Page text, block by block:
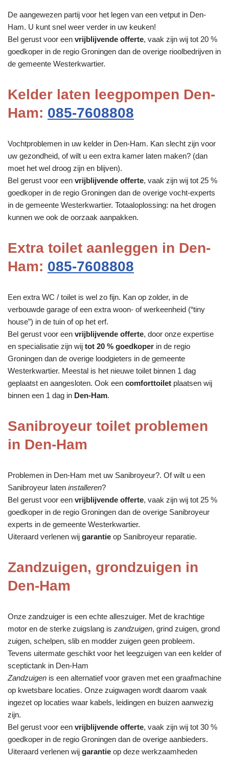
De aangewezen partij voor het legen van een vetput in Den-
Ham. U kunt snel weer verder in uw keuken!
Bel gerust voor een vrijblijvende offerte, vaak zijn wij tot 20 %
goedkoper in de regio Groningen dan de overige rioolbedrijven in
de gemeente Westerkwartier.
Kelder laten leegpompen Den-
Ham: 085-7608808
Vochtproblemen in uw kelder in Den-Ham. Kan slecht zijn voor
uw gezondheid, of wilt u een extra kamer laten maken? (dan
moet het wel droog zijn en blijven).
Bel gerust voor een vrijblijvende offerte, vaak zijn wij tot 25 %
goedkoper in de regio Groningen dan de overige vocht-experts
in de gemeente Westerkwartier. Totaaloplossing: na het drogen
kunnen we ook de oorzaak aanpakken.
Extra toilet aanleggen in Den-
Ham: 085-7608808
Een extra WC / toilet is wel zo fijn. Kan op zolder, in de
verbouwde garage of een extra woon- of werkeenheid (“tiny
house”) in de tuin of op het erf.
Bel gerust voor een vrijblijvende offerte, door onze expertise
en specialisatie zijn wij tot 20 % goedkoper in de regio
Groningen dan de overige loodgieters in de gemeente
Westerkwartier. Meestal is het nieuwe toilet binnen 1 dag
geplaatst en aangesloten. Ook een comforttoilet plaatsen wij
binnen een 1 dag in Den-Ham.
Sanibroyeur toilet problemen
in Den-Ham
Problemen in Den-Ham met uw Sanibroyeur?. Of wilt u een
Sanibroyeur laten installeren?
Bel gerust voor een vrijblijvende offerte, vaak zijn wij tot 25 %
goedkoper in de regio Groningen dan de overige Sanibroyeur
experts in de gemeente Westerkwartier.
Uiteraard verlenen wij garantie op Sanibroyeur reparatie.
Zandzuigen, grondzuigen in
Den-Ham
Onze zandzuiger is een echte alleszuiger. Met de krachtige
motor en de sterke zuigslang is zandzuigen, grind zuigen, grond
zuigen, schelpen, slib en modder zuigen geen probleem.
Tevens uitermate geschikt voor het leegzuigen van een kelder of
sceptictank in Den-Ham
Zandzuigen is een alternatief voor graven met een graafmachine
op kwetsbare locaties. Onze zuigwagen wordt daarom vaak
ingezet op locaties waar kabels, leidingen en buizen aanwezig
zijn.
Bel gerust voor een vrijblijvende offerte, vaak zijn wij tot 30 %
goedkoper in de regio Groningen dan de overige aanbieders.
Uiteraard verlenen wij garantie op deze werkzaamheden